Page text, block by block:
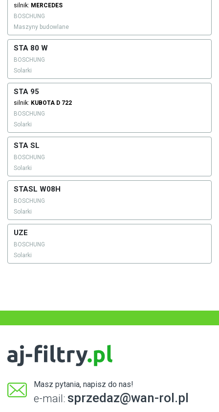
silnik: MERCEDES
BOSCHUNG
Maszyny budowlane
STA 80 W
BOSCHUNG
Solarki
STA 95
silnik: KUBOTA D 722
BOSCHUNG
Solarki
STA SL
BOSCHUNG
Solarki
STASL W08H
BOSCHUNG
Solarki
UZE
BOSCHUNG
Solarki
Masz pytania, napisz do nas!
e-mail: sprzedaz@wan-rol.pl